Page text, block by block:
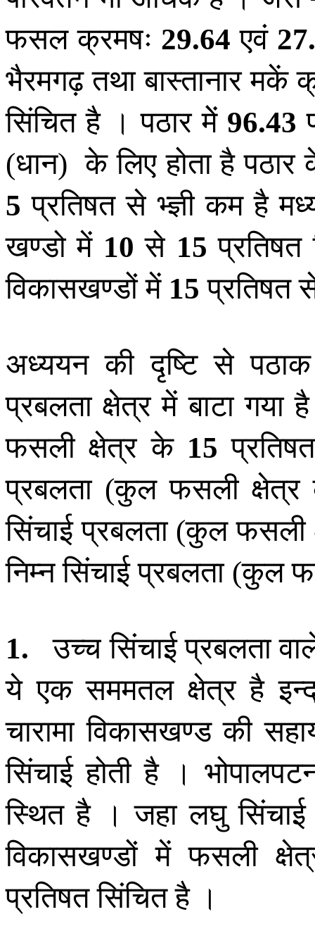
फसल क्रमषः 29.64 एवं 27.
भैरमगढ़ तथा बास्तानार मकें
सिंचित है । पठार मेें 96.43
(धान) के लिए होता है
5 प्रतिषत से भ्ज्ञी कम है
खण्डो में 10 से 15 प्रतिषत
विकासखण्डों में 15 प्रतिषत
अध्ययन की दृष्टि से
प्रबलता क्षेत्र में बाटा गया
फसली क्षेत्र के 15
प्रबलता (कुल फसली
सिंचाई प्रबलता (कुल फसली
निम्न सिंचाई प्रबलता (कुल
1.
उच्च सिंचाई प्रबलता
ये एक सममतल क्षेत्र है
चारामा विकासखण्ड की
सिंचाई होती है ।
स्थित है । जहा लघु
विकासखण्डों में फसली
प्रतिषत सिंचित है ।